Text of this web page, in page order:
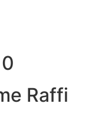
Raffi